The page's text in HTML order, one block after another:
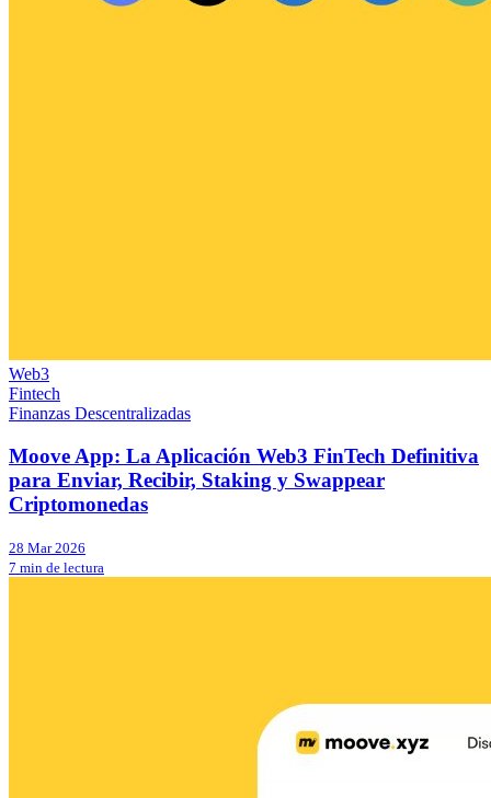
Web3
Fintech
Finanzas Descentralizadas
Moove App: La Aplicación Web3 FinTech Definitiva
para Enviar, Recibir, Staking y Swappear
Criptomonedas
28 Mar 2026
7 min de lectura